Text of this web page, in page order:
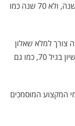
בשנה שבה מלאו לבעל הרישיון הנהיגה 75 שנה, ולא 70 שנה כמו
צורך למלא שאלון
ולבקר אצל רופא המשפחה לצורך חידוש הרישיון בגיל 70, כמו גם
המקצוע המוסמכים